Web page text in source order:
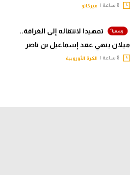
ميركاتو
تمهيدا لانتقاله إلى الغرافة..
ميلان ينهي عقد إسماعيل بن ناصر
الكرة الأوروبية